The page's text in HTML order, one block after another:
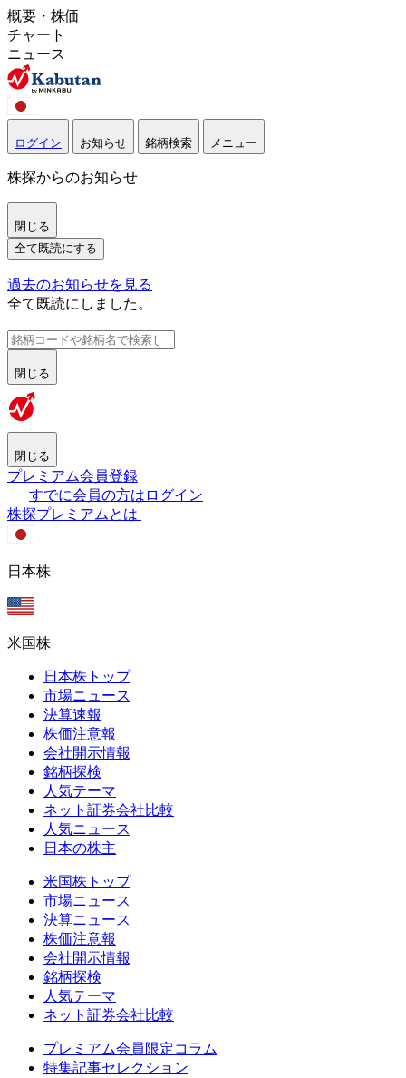
概要・株価
チャート
ニュース
ログイン お知らせ 銘柄検索 メニュー
株探からのお知らせ
閉じる
全て既読にする
過去のお知らせを見る
全て既読にしました。
閉じる
閉じる
プレミアム会員登録
すでに会員の方はログイン
株探プレミアムとは
日本株
米国株
日本株トップ
市場ニュース
決算速報
株価注意報
会社開示情報
銘柄探検
人気テーマ
ネット証券会社比較
人気ニュース
日本の株主
米国株トップ
市場ニュース
決算ニュース
株価注意報
会社開示情報
銘柄探検
人気テーマ
ネット証券会社比較
プレミアム会員限定コラム
特集記事セレクション